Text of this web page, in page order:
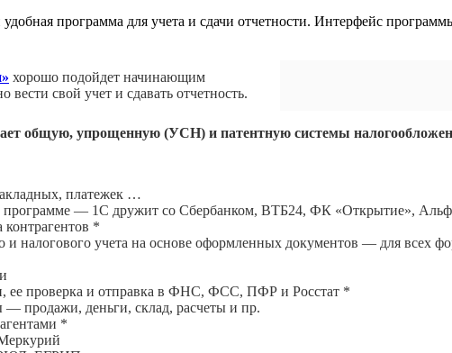
программа для учета и сдачи отчетности. Интерфейс
хорошо подойдет начинающим
свой учет и сдавать отчетность.
общую, упрощенную (УСН) и патентную системы
платежек …
— 1С дружит со Сбербанком, ВТБ24, ФК «Открытие»,
контрагентов *
и налогового учета на основе оформленных документов — для
ее проверка и отправка в ФНС, ФСС, ПФР и Росстат *
продажи, деньги, склад, расчеты и пр.
*